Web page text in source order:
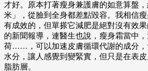
才好。原本打著瘦身兼護膚的如意算盤
米」，從臉到全身都差點毀容。我相信
有成效的，但單搽它減肥是絕對沒有效
的新聞報導，連醫生也說，瘦身霜當中
荷……，可以加速皮膚循環代謝的成分，
水分，讓人感覺到變緊實，但只是在表
脂肪層。